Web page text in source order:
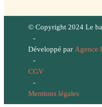
© Copyright 2024 Le
-
Développé par Agence
-
CGV
-
Mentions légales